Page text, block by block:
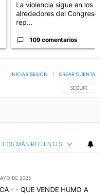
La violencia sigue en los
alrededores del Congreso:
rep...
109 comentarios
SIGA ESTA
SEGUIR
INICIAR SESIÓN CREAR CUENTA
LOS MÁS RECIENTES
DE 2025
- - QUE VENDE HUMO A